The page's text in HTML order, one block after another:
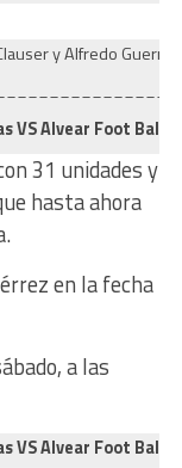
y Alfredo Guerra
VSAlvear Foot Ball
31 unidades y
hasta ahora
en la fecha
a las
VSAlvear Foot Ball